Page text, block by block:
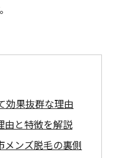
効果抜群な理由
由と特徴を解説
メンズ脱毛の裏側